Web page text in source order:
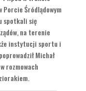
Śródlądowym
spotkali się
na terenie
instytucji sportu i
Michał
rozmowach